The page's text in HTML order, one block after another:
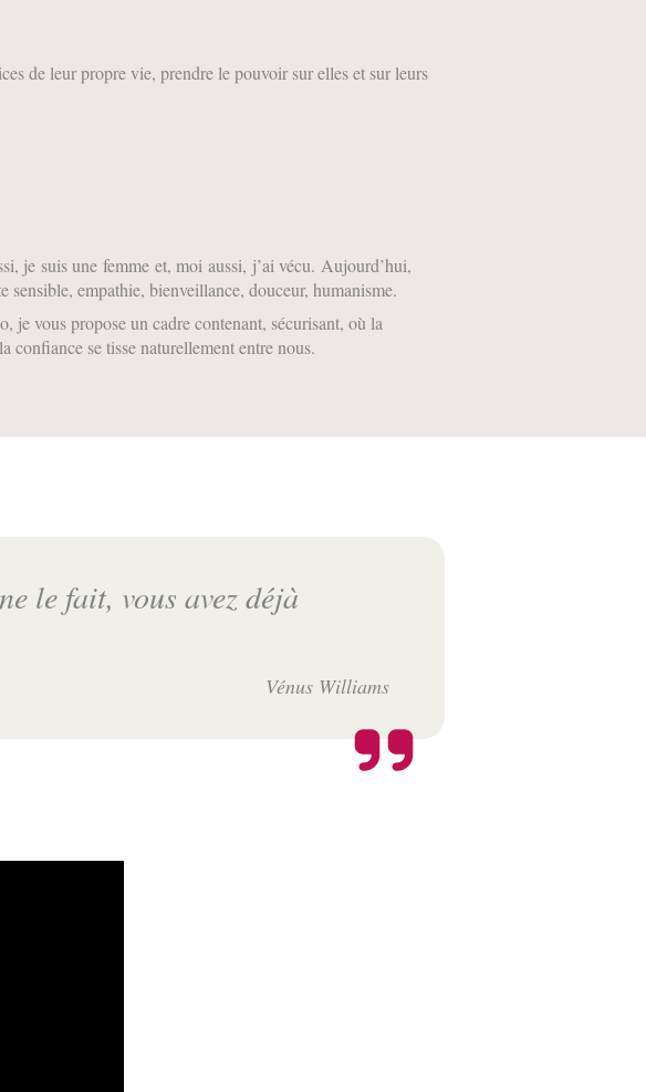
de leur propre vie, prendre le pouvoir sur elles et sur leurs
je suis une femme et, moi aussi, j’ai vécu. Aujourd’hui,
sensible, empathie, bienveillance, douceur, humanisme.
je vous propose un cadre contenant, sécurisant, où la
confiance se tisse naturellement entre nous.
le fait, vous avez déjà
Vénus Williams